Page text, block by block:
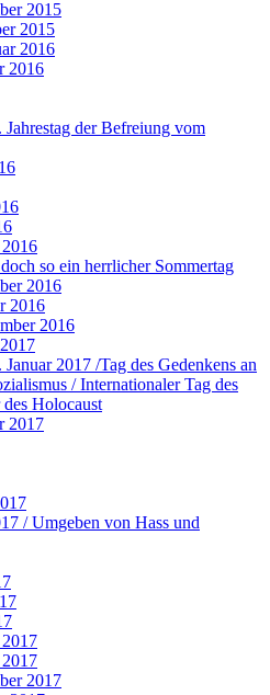
2015
2015
2016
2016
der Befreiung vom
so ein herrlicher Sommertag
2016
2016
2016
2017 /Tag des Gedenkens an
/ Internationaler Tag des
Holocaust
2017
/ Umgeben von Hass und
2017